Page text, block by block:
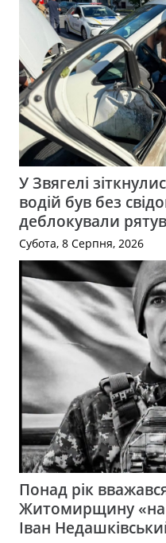
У Звягелі
водій був без
деблокували
Субота, 8 Серпня, 2026
Понад рік
Житомирщину «на
Іван